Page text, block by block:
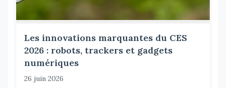
Les innovations marquantes du CES
2026 : robots, trackers et gadgets
numériques
26 juin 2026